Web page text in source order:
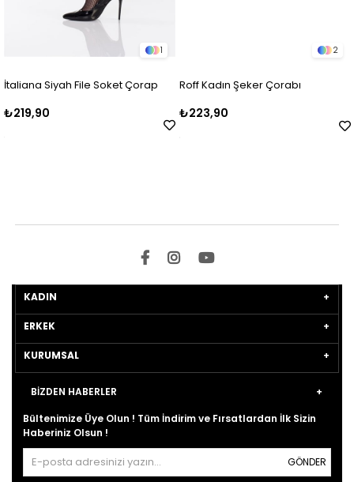
1
İtaliana Siyah File Soket Çorap
₺219,90
2
Roff Kadın Şeker Çorabı
₺223,90
KADIN
ERKEK
KURUMSAL
BİZDEN HABERLER
Bültenimize Üye Olun ! Tüm İndirim ve Fırsatlardan İlk Sizin
Haberiniz Olsun !
GÖNDER